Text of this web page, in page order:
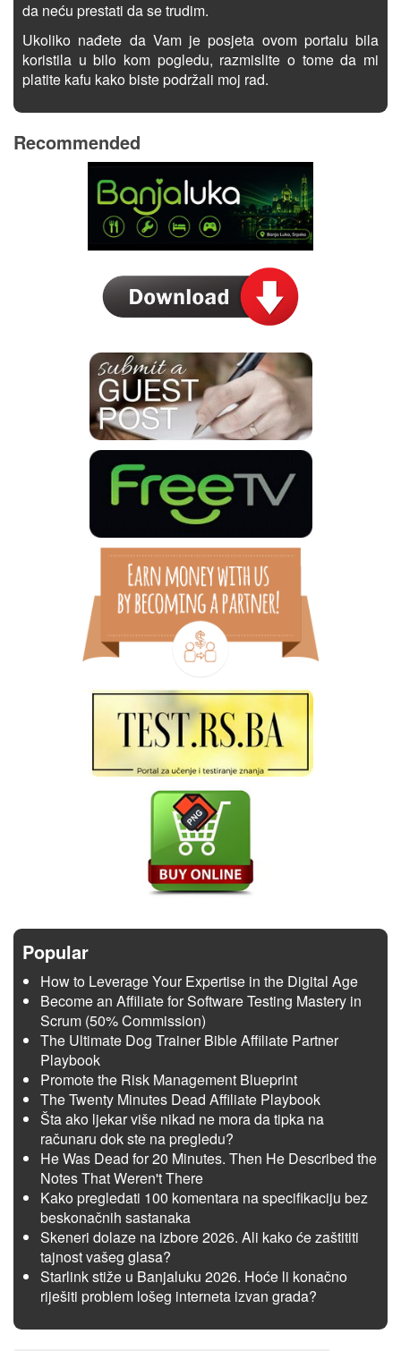
da neću prestati da se trudim.
Ukoliko nađete da Vam je posjeta ovom portalu bila
koristila u bilo kom pogledu, razmislite o tome da mi
platite kafu kako biste podržali moj rad.
Recommended
Popular
How to Leverage Your Expertise in the Digital Age
Become an Affiliate for Software Testing Mastery in
Scrum (50% Commission)
The Ultimate Dog Trainer Bible Affiliate Partner
Playbook
Promote the Risk Management Blueprint
The Twenty Minutes Dead Affiliate Playbook
Šta ako ljekar više nikad ne mora da tipka na
računaru dok ste na pregledu?
He Was Dead for 20 Minutes. Then He Described the
Notes That Weren't There
Kako pregledati 100 komentara na specifikaciju bez
beskonačnih sastanaka
Skeneri dolaze na izbore 2026. Ali kako će zaštititi
tajnost vašeg glasa?
Starlink stiže u Banjaluku 2026. Hoće li konačno
riješiti problem lošeg interneta izvan grada?